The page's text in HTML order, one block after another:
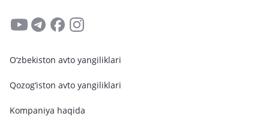
O‘zbekiston avto yangiliklari
Qozog‘iston avto yangiliklari
Kompaniya haqida